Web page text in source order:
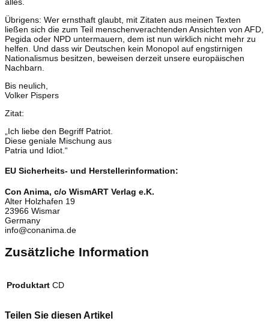
Übrigens: Wer ernsthaft glaubt, mit Zitaten aus meinen Texten
ließen sich die zum Teil menschenverachtenden Ansichten von AFD,
Pegida oder NPD untermauern, dem ist nun wirklich nicht mehr zu
helfen. Und dass wir Deutschen kein Monopol auf engstirnigen
Nationalismus besitzen, beweisen derzeit unsere europäischen
Nachbarn.
Bis neulich,
Volker Pispers
Zitat:
„Ich liebe den Begriff Patriot.
Diese geniale Mischung aus
Patria und Idiot.“
EU Sicherheits- und Herstellerinformation:
Con Anima, c/o WismART Verlag e.K.
Alter Holzhafen 19
23966 Wismar
Germany
info@conanima.de
Zusätzliche Information
Produktart CD
Teilen Sie diesen Artikel